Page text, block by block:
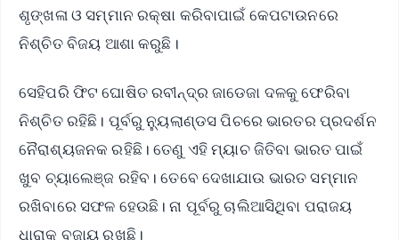
ଶୃଙ୍ଖଳା ଓ ସମ୍ମାନ ରକ୍ଷା କରିବାପାଇଁ କେପଟାଉନରେ
ନିଶ୍ଚିତ ବିଜୟ ଆଶା କରୁଛି।
ସେହିପରି ଫିଟ ଘୋଷିତ ରବୀନ୍ଦ୍ର ଜାଡେଜା ଦଳକୁ ଫେରିବା
ନିଶ୍ଚିତ ରହିଛି। ପୂର୍ବରୁ ନ୍ୟୁଲାଣ୍ଡସ ପିଚରେ ଭାରତର ପ୍ରଦର୍ଶନ
ନୈରାଶ୍ୟଜନକ ରହିଛି। ତେଣୁ ଏହି ମ୍ୟାଚ ଜିତିବା ଭାରତ ପାଇଁ
ଖୁବ ଚ୍ୟାଲେଞ୍ଜ ରହିବ। ତେବେ ଦେଖାଯାଉ ଭାରତ ସମ୍ମାନ
ରଖିବାରେ ସଫଳ ହେଉଛି। ନା ପୂର୍ବରୁ ଚାଲିଆସିଥିବା ପରାଜୟ
ଧାରାକୁ ବଜାୟ ରଖୁଛି।